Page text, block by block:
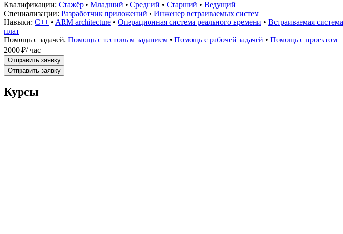
Квалификации: Стажёр • Младший • Средний • Старший • Ведущий
Специализации: Разработчик приложений • Инженер встраиваемых систем
Навыки: C++ • ARM architecture • Операционная система реального времени • Встраиваемая система
плат
Помощь с задачей: Помощь с тестовым заданием • Помощь с рабочей задачей • Помощь с проектом
2000 ₽/ час
Отправить заявку
Отправить заявку
Курсы